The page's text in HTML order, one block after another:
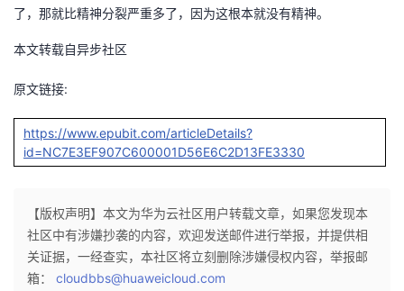
了，那就比精神分裂严重多了，因为这根本就没有精神。
本文转载自异步社区
原文链接:
https://www.epubit.com/articleDetails?
id=NC7E3EF907C600001D56E6C2D13FE3330
【版权声明】本文为华为云社区用户转载文章，如果您发现本
社区中有涉嫌抄袭的内容，欢迎发送邮件进行举报，并提供相
关证据，一经查实，本社区将立刻删除涉嫌侵权内容，举报邮
箱： cloudbbs@huaweicloud.com